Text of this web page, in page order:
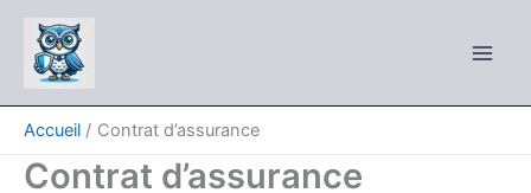
contenu
Accueil Contrat d’assurance
Contrat d’assurance